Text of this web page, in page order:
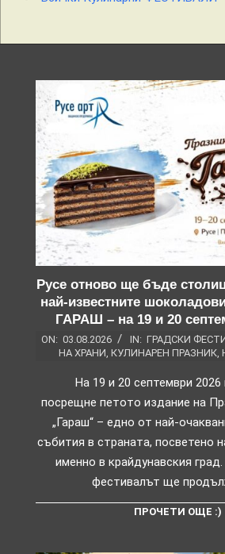
Русе отново ще бъде
най-известните
ГАРАШ – на 19 и 20
ON: 03.08.2026 IN: ГРАДСКИ
НА ХРАНИ КУЛИНАРЕН ПРАЗНИК
На 19 и 20 септември 2026
посрещне петото издание на
„Гараш“ – едно от най-
събития в страната, посветено
именно в крайдунавския
фестивалът ще
ПРОЧЕТИ ОЩЕ :)